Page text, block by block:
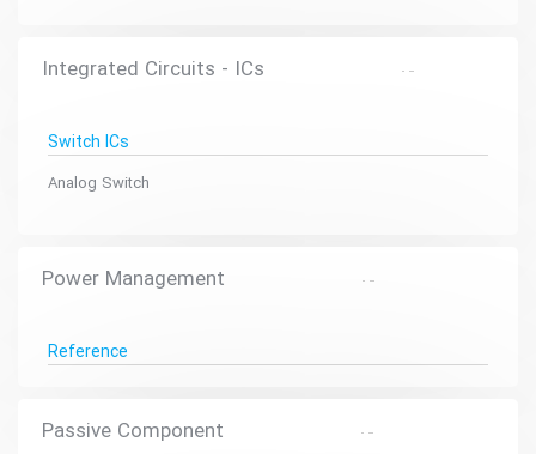
Integrated Circuits - ICs
Switch ICs
Analog Switch
Power Management
Reference
Passive Component